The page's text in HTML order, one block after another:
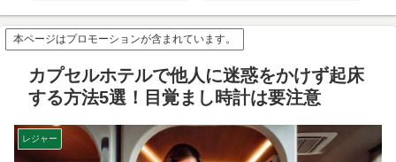
本ページはプロモーションが含まれています。
カプセルホテルで他人に迷惑をかけず起床
する方法5選！目覚まし時計は要注意
レジャー